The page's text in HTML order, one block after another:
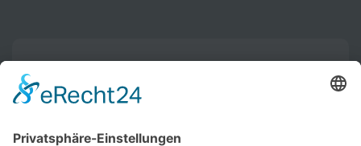
Ihr Warenkorb ist leer.